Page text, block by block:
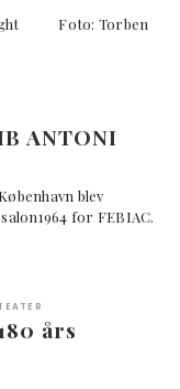
light Foto: Torben
ANTONI
blev
for FEBIAC.
års